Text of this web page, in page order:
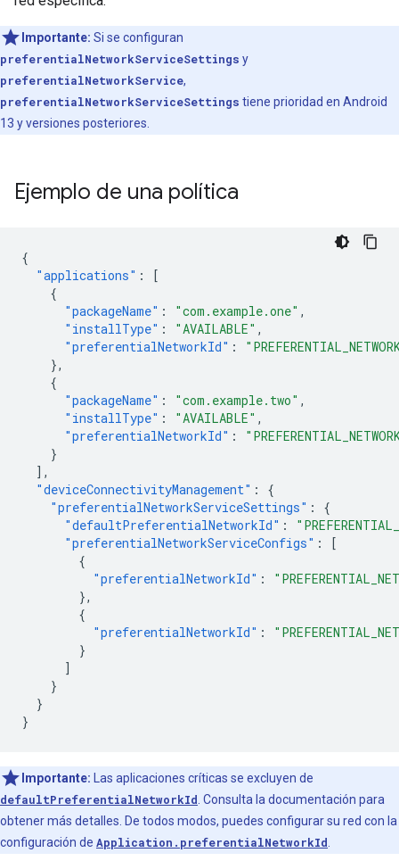
Importante: Si se configuran
preferentialNetworkServiceSettings y
preferentialNetworkService,
preferentialNetworkServiceSettings tiene prioridad en Android
13 y versiones posteriores.
Ejemplo de una política
{
"applications" :
[
{
"packageName" : "com.example.one" ,
"installType" : "AVAILABLE" ,
"preferentialNetworkId" :
},
{
"packageName" : "com.example.two" ,
"installType" : "AVAILABLE" ,
"preferentialNetworkId" :
}
],
"deviceConnectivityManagement" :
{
"preferentialNetworkServiceSettings" :
{
"defaultPreferentialNetworkId" :
"preferentialNetworkServiceConfigs" :
[
{
"preferentialNetworkId" :
},
{
"preferentialNetworkId" :
}
]
}
}
}
Importante: Las aplicaciones críticas se excluyen de
defaultPreferentialNetworkId . Consulta la documentación para
obtener más detalles. De todos modos, puedes configurar su red con la
configuración de Application.preferentialNetworkId